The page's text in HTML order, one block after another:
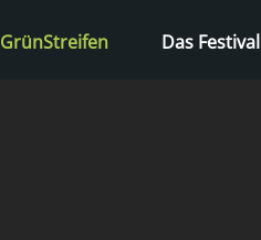
GrünStreifen Das Festival